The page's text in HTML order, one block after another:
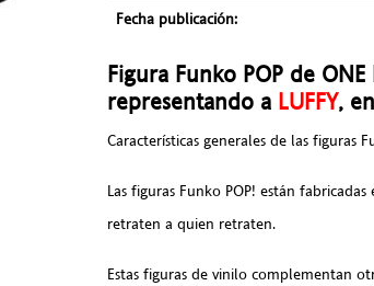
Fecha publicación:
Figura Funko POP de
representando a LUFFY,
Características generales de las figuras
Las figuras Funko POP! están
retraten a quien retraten.
Estas figuras de vinilo complementan